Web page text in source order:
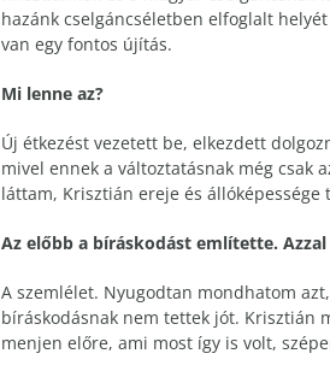
hazánk cselgáncséletben elfoglalt
van egy fontos újítás.
Mi lenne az?
Új étkezést vezetett be, elkezdett
mivel ennek a változtatásnak még csak
láttam, Krisztián ereje és
Az előbb a bíráskodást említette.
A szemlélet. Nyugodtan mondhatom
bíráskodásnak nem tettek jót. Krisztián
menjen előre, ami most így is volt,